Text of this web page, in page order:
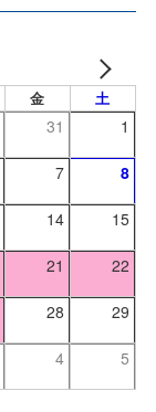
金 土
31 1
7 8
14 15
21 22
28 29
4 5